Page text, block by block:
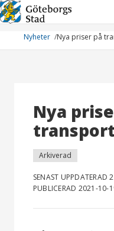
Hoppa
till
innehållNyheter Nya priser på
Nya
Arkiverad
SENAST UPPDATERAD
PUBLICERAD 2021-10-